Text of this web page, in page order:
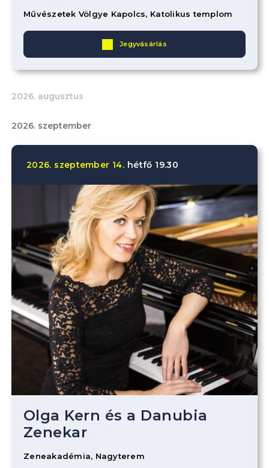
Művészetek Völgye Kapolcs, Katolikus templom
Jegyvásárlás
2026. augusztus
2026. szeptember
2026. szeptember 14. hétfő 19.30
Olga Kern és a Danubia
Zenekar
Zeneakadémia, Nagyterem